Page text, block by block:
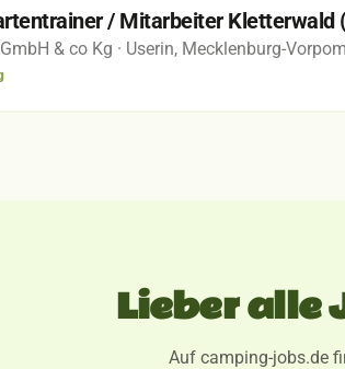
/ Mitarbeiter Kletterwald
& co Kg · Userin, Mecklenburg-
Lieber alle
Auf camping-jobs.de